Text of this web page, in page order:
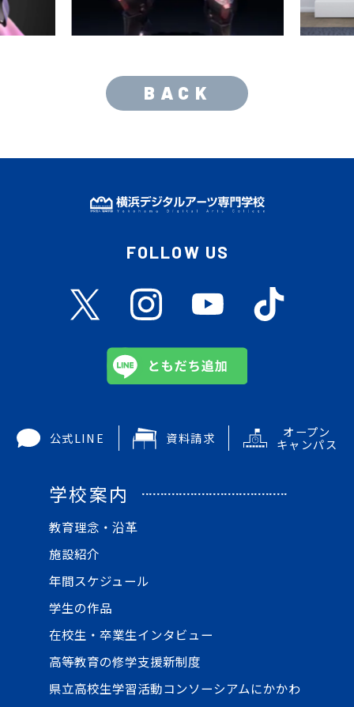
BACK
FOLLOW US
公式LINE 資料請求 オープン
キャンパス
学校案内
教育理念・沿革
施設紹介
年間スケジュール
学生の作品
在校生・卒業生インタビュー
高等教育の修学支援新制度
県立高校生学習活動コンソーシアムにかかわ